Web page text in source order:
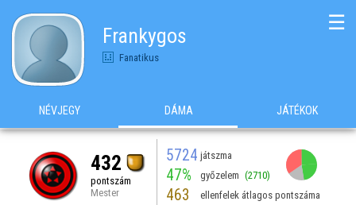
Frankygos
Fanatikus
☰
NÉVJEGY DÁMA JÁTÉKOK
432
pontszám
Mester
5724 játszma
47% győzelem (2710)
463 ellenfelek átlagos pontszáma